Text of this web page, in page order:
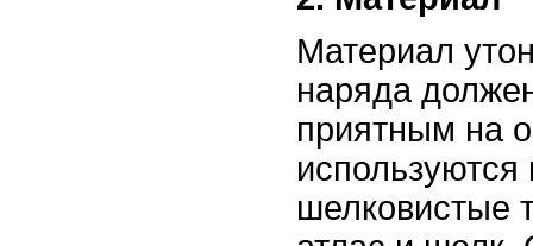
Материал
наряда
приятным на
шелковистые